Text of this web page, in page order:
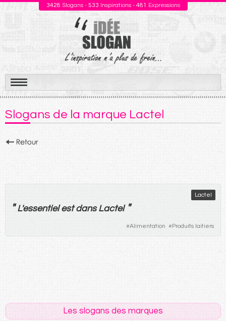
3428 Slogans - 533 Inspirations - 481 Expressions
Aller
au
contenu
Slogans de la marque Lactel
Lactel
"L'essentiel est dansLactel "
#Alimentation #Produits laitiers
Les slogans des marques